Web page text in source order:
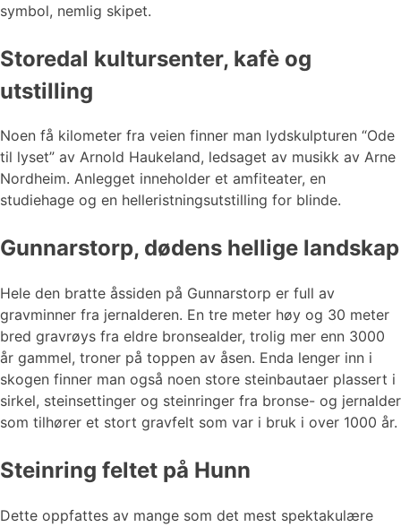
symbol, nemlig skipet.
Storedal kultursenter, kafè og
utstilling
Noen få kilometer fra veien finner man lydskulpturen “Ode
til lyset” av Arnold Haukeland, ledsaget av musikk av Arne
Nordheim. Anlegget inneholder et amfiteater, en
studiehage og en helleristningsutstilling for blinde.
Gunnarstorp, dødens hellige landskap
Hele den bratte åssiden på Gunnarstorp er full av
gravminner fra jernalderen. En tre meter høy og 30 meter
bred gravrøys fra eldre bronsealder, trolig mer enn 3000
år gammel, troner på toppen av åsen. Enda lenger inn i
skogen finner man også noen store steinbautaer plassert i
sirkel, steinsettinger og steinringer fra bronse- og jernalder
som tilhører et stort gravfelt som var i bruk i over 1000 år.
Steinring feltet på Hunn
Dette oppfattes av mange som det mest spektakulære